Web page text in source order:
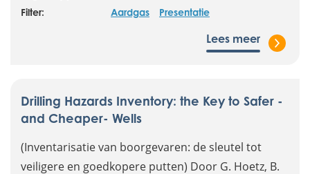
Filter:
Aardgas Presentatie
Lees meer
Drilling Hazards Inventory: the Key to Safer -
and Cheaper- Wells
(Inventarisatie van boorgevaren: de sleutel tot
veiligere en goedkopere putten) Door G. Hoetz, B.